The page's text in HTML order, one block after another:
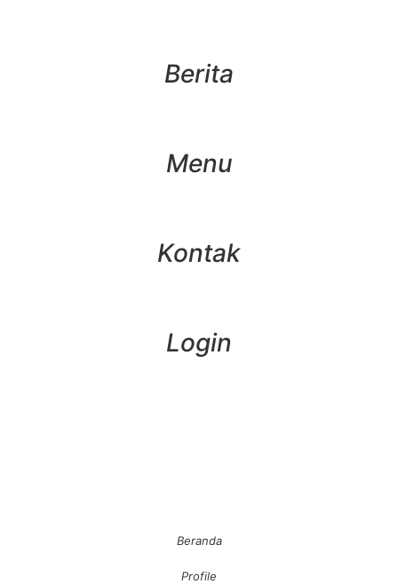
Berita
Menu
Kontak
Login
Beranda
Profile